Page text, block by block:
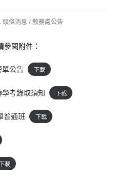
頭條消息 /教務處公告
閱附件：
單公告 下載
考錄取須知 下載
普通班 下載
載